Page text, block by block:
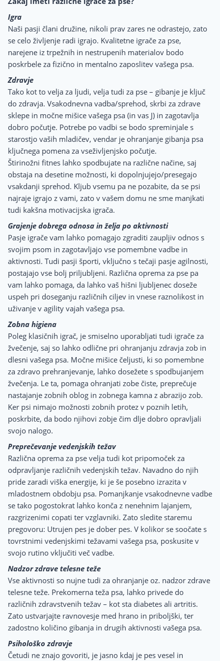
Igra
Naši pasji člani družine, nikoli prav zares ne odrastejo, zato
se celo življenje radi igrajo. Kvalitetne igrače za pse,
narejene iz trpežnih in nestrupenih materialov bodo
poskrbele za fizično in mentalno zaposlitev vašega psa.
Zdravje
Tako kot to velja za ljudi, velja tudi za pse – gibanje je ključ
do zdravja. Vsakodnevna vadba/sprehod, skrbi za zdrave
sklepe in močne mišice vašega psa (in vas J) in zagotavlja
dobro počutje. Potrebe po vadbi se bodo spreminjale s
starostjo vaših mladičev, vendar je ohranjanje gibanja psa
ključnega pomena za vseživljenjsko počutje.
Štirinožni fitnes lahko spodbujate na različne načine, saj
obstaja na desetine možnosti, ki dopolnjujejo/presegajo
vsakdanji sprehod. Kljub vsemu pa ne pozabite, da se psi
najraje igrajo z vami, zato v vašem domu ne sme manjkati
tudi kakšna motivacijska igrača.
Grajenje dobrega odnosa in želja po aktivnosti
Pasje igrače vam lahko pomagajo zgraditi zaupljiv odnos s
svojim psom in zagotavljajo vse pomembne vadbe in
aktivnosti. Tudi pasji športi, vključno s tečaji pasje agilnosti,
postajajo vse bolj priljubljeni. Različna oprema za pse pa
vam lahko pomaga, da lahko vaš hišni ljubljenec doseže
uspeh pri doseganju različnih ciljev in vnese raznolikost in
uživanje v agility vajah vašega psa.
Zobna higiena
Poleg klasičnih igrač, je smiselno uporabljati tudi igrače za
žvečenje, saj so lahko odlične pri ohranjanju zdravja zob in
dlesni vašega psa. Močne mišice čeljusti, ki so pomembne
za zdravo prehranjevanje, lahko dosežete s spodbujanjem
žvečenja. Le ta, pomaga ohranjati zobe čiste, preprečuje
nastajanje zobnih oblog in zobnega kamna z abrazijo zob.
Ker psi nimajo možnosti zobnih protez v poznih letih,
poskrbite, da bodo njihovi zobje čim dlje dobro opravljali
svojo nalogo.
Preprečevanje vedenjskih težav
Različna oprema za pse velja tudi kot pripomoček za
odpravljanje različnih vedenjskih težav. Navadno do njih
pride zaradi viška energije, ki je še posebno izrazita v
mladostnem obdobju psa. Pomanjkanje vsakodnevne vadbe
se tako pogostokrat lahko konča z nenehnim lajanjem,
razgrizenimi copati ter vzglavniki. Zato sledite staremu
pregovoru: Utrujen pes je dober pes. V kolikor se soočate s
tovrstnimi vedenjskimi težavami vašega psa, poskusite v
svojo rutino vključiti več vadbe.
Nadzor zdrave telesne teže
Vse aktivnosti so nujne tudi za ohranjanje oz. nadzor zdrave
telesne teže. Prekomerna teža psa, lahko privede do
različnih zdravstvenih težav – kot sta diabetes ali artritis.
Zato ustvarjajte ravnovesje med hrano in priboljški, ter
zadostno količino gibanja in drugih aktivnosti vašega psa.
Psihološko zdravje
Četudi ne znajo govoriti, je jasno kdaj je pes vesel in